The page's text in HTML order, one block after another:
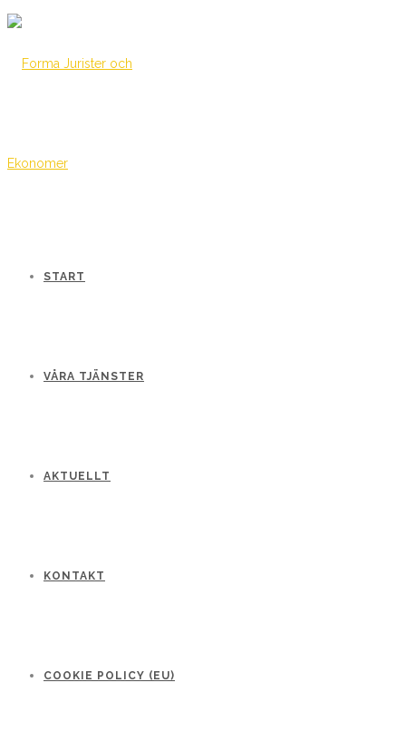
START
VÅRA TJÄNSTER
AKTUELLT
KONTAKT
COOKIE POLICY (EU)